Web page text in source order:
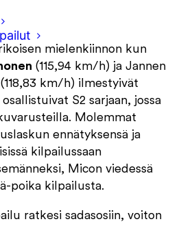
kolme maailmancup
keskiviikko. Maanantain
mielenkiinnon kun
(115,94 km/h) ja Jannen
(118,83 km/h) ilmestyivät
S2 sarjaan, jossa
Molemmat
ennätyksensä ja
kilpailussaan
Micon viedessä
poika kilpailusta.
ratkesi sadasosiin, voiton